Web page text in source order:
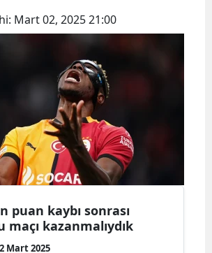
Mart 02, 2025 21:00
puan kaybı sonrası
maçı kazanmalıydık
Mart 2025